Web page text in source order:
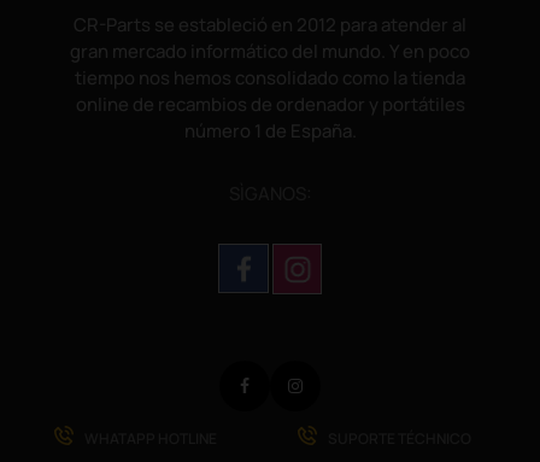
CR-Parts se estableció en 2012 para atender al
gran mercado informático del mundo. Y en poco
tiempo nos hemos consolidado como la tienda
online de recambios de ordenador y portátiles
número 1 de España.
Facebook